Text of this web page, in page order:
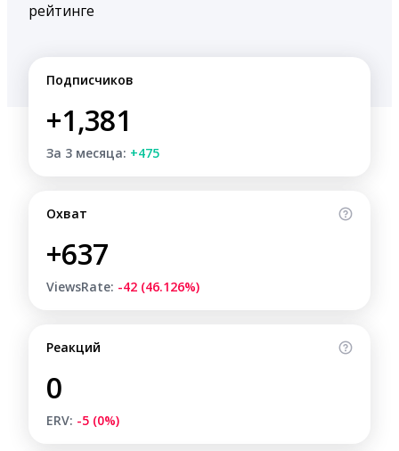
рейтинге
Подписчиков
+1,381
За 3 месяца: +475
Охват
+637
ViewsRate: -42 (46.126%)
Реакций
0
ERV: -5 (0%)